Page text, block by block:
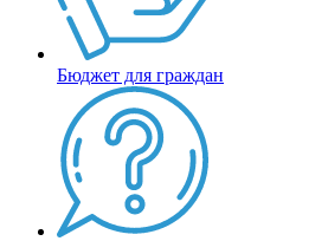
Бюджет для граждан